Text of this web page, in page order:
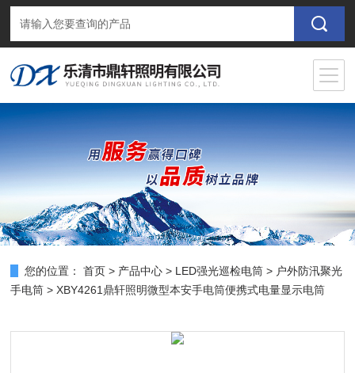
您的位置： 首页 > 产品中心 > LED强光巡检电筒 > 户外防汛聚光
手电筒 > XBY4261鼎轩照明微型本安手电筒便携式电量显示电筒